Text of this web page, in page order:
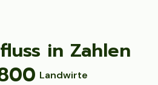
in Zahlen
Landwirte